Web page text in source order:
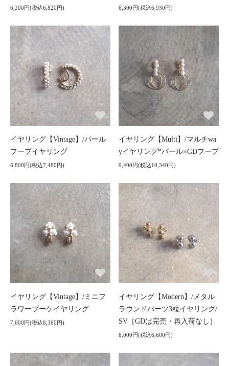
6,200円(税込6,820円) 6,300円(税込6,930円)
イヤリング【Vintage】/パール
フープイヤリング
6,800円(税込7,480円)
イヤリング【Multi】/マルチwa
yイヤリング*パール×GDフープ
9,400円(税込10,340円)
イヤリング【Vintage】/ミニフ
ラワーブーケイヤリング
7,600円(税込8,360円)
イヤリング【Modern】/メタル
ラウンドパーツ3粒イヤリング/
SV［GDは完売・再入荷なし］
6,000円(税込6,600円)